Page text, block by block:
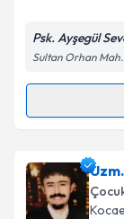
E-posta
Psk. Ayşegül
Sultan Orhan Mah.
Psk.
oluşturun.
takvim